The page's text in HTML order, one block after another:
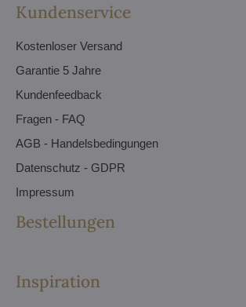
Kundenservice
Kostenloser Versand
Garantie 5 Jahre
Kundenfeedback
Fragen - FAQ
AGB - Handelsbedingungen
Datenschutz - GDPR
Impressum
Bestellungen
Inspiration